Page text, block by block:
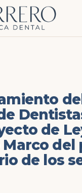
de
del
de los